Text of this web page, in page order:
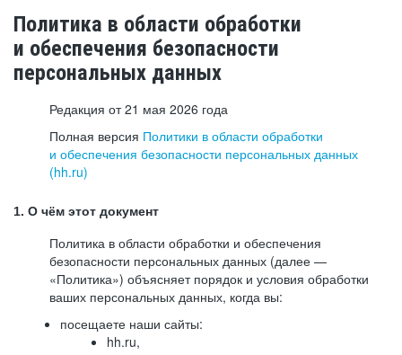
Политика в области обработки
и обеспечения безопасности
персональных данных
Редакция от 21 мая 2026 года
Полная версия Политики в области обработки
и обеспечения безопасности персональных данных
(hh.ru)
1. О чём этот документ
Политика в области обработки и обеспечения
безопасности персональных данных (далее —
«Политика») объясняет порядок и условия обработки
ваших персональных данных, когда вы:
посещаете наши сайты:
hh.ru,